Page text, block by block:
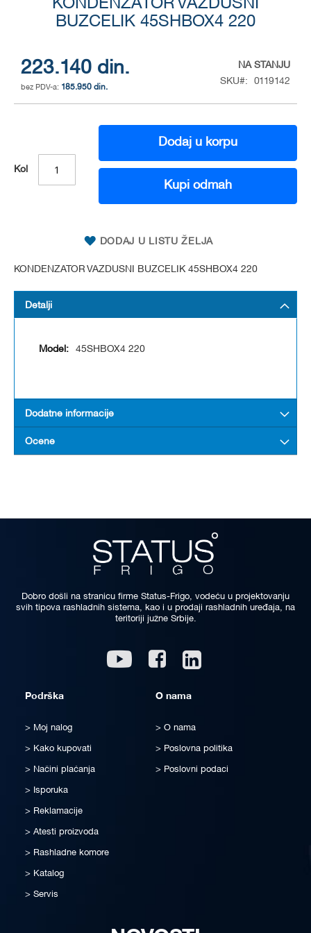
KONDENZATOR VAZDUSNI
BUZCELIK 45SHBOX4 220
223.140 din.
185.950 din.
NA STANJU
SKU
0119142
Kol
Dodaj u korpu
Kupi odmah
DODAJ U LISTU ŽELJA
KONDENZATOR VAZDUSNI BUZCELIK 45SHBOX4 220
beginning
the
images
gallery
Detalji
45SHBOX4 220
Dodatne informacije
Ocene
Dobro došli na stranicu firme Status-Frigo, vodeću u projektovanju
svih tipova rashladnih sistema, kao i u prodaji rashladnih uređaja, na
teritoriji južne Srbije.
Youtube Facebook
Podrška
Moj nalog
Kako kupovati
Načini plaćanja
Isporuka
Reklamacije
Atesti proizvoda
Rashladne komore
Katalog
Servis
O nama
O nama
Poslovna politika
Poslovni podaci